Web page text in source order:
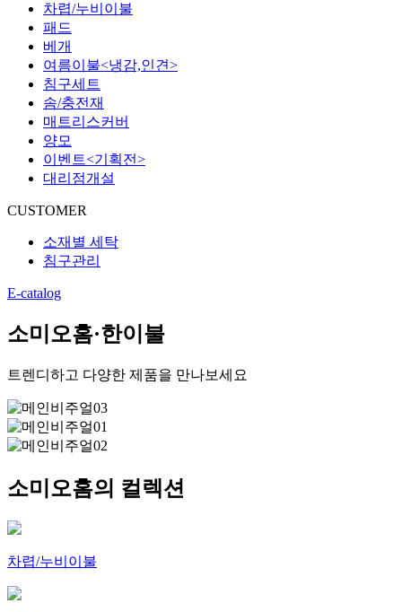
차렵/누비이불
패드
베개
여름이불<냉감,인견>
침구세트
솜/충전재
매트리스커버
양모
이벤트<기획전>
대리점개설
CUSTOMER
소재별 세탁
침구관리
E-catalog
소미오홈·한이불
트렌디하고 다양한 제품을 만나보세요
소미오홈의 컬렉션
차렵/누비이불